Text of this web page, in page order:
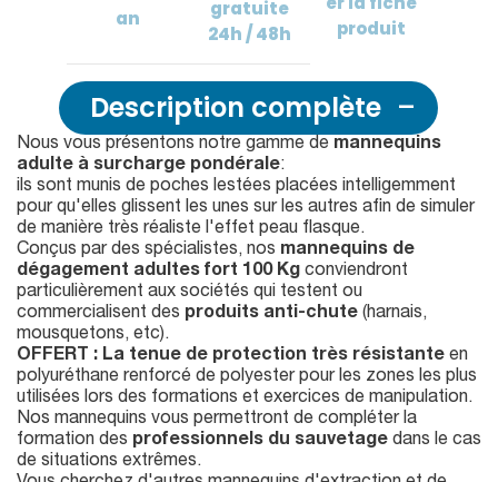
an
gratuite
24h / 48h
produit
Description complète
Nous vous présentons notre gamme de mannequins
adulte à surcharge pondérale:
ils sont munis de poches lestées placées intelligemment
pour qu'elles glissent les unes sur les autres afin de simuler
de manière très réaliste l'effet peau flasque.
Conçus par des spécialistes, nos mannequins de
dégagement adultes fort 100 Kg conviendront
particulièrement aux sociétés qui testent ou
commercialisent des produits anti-chute (harnais,
mousquetons, etc).
OFFERT : La tenue de protection très résistante en
polyuréthane renforcé de polyester pour les zones les plus
utilisées lors des formations et exercices de manipulation.
Nos mannequins vous permettront de compléter la
formation des professionnels du sauvetage dans le cas
de situations extrêmes.